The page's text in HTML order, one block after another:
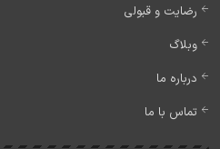
رضایت و قبولی
وبلاگ
درباره ما
تماس با ما